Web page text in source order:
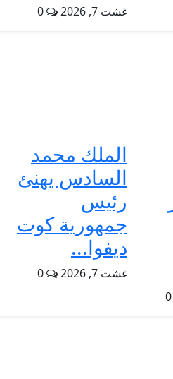
غشت 7, 2026
الملك محمد
السادس يهنئ
رئيس
جمهورية كوت
ديفوا...
غشت 7, 2026